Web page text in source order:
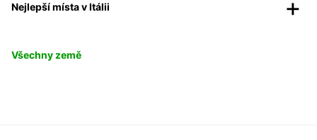
Nejlepší místa v Itálii
Všechny země